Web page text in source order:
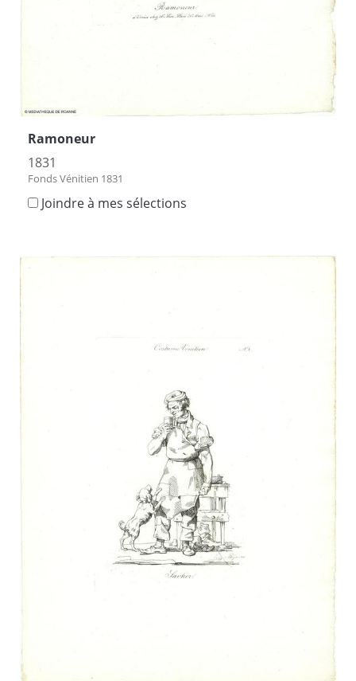
Ramoneur
1831
Fonds Vénitien 1831
Joindre à mes sélections